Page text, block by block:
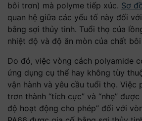
bôi trơn) mà polyme tiếp xúc. Sơ
quan hệ giữa các yếu tố này đối
bằng sợi thủy tinh. Tuổi thọ của
nhiệt độ và độ ăn mòn của chất
Do đó, việc vòng cách polyamide
ứng dụng cụ thể hay không tùy
vận hành và yêu cầu tuổi thọ. Việc
trơn thành “tích cực” và “nhẹ”
độ hoạt động cho phép” đối với